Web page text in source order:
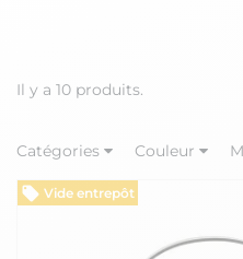
Il y a 10 produits.
Catégories Couleur
Vide entrepôt